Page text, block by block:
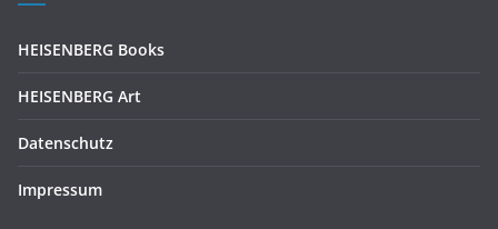
HEISENBERG Books
HEISENBERG Art
Datenschutz
Impressum